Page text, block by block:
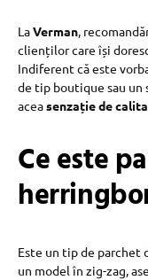
LaVerman,
clienților care își
Indiferent că este
de tip boutique sau un
aceasenzație de
Ce este
Este un tip de parchet
un model în zig-zag,